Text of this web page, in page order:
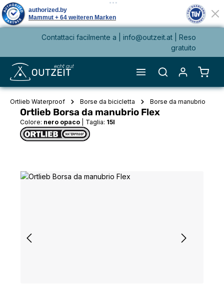
principaleContattaci facilmente a | info@outzeit.at
| Reso
gratuito
Il
Ortlieb Waterproof Borse da bicicletta Borse da manubrio
Ortlieb Borsa da manubrio Flex
Colore: nero opaco Taglia: 15l
Salta la galleria di immagini